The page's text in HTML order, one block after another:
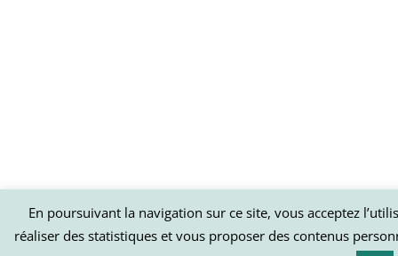
En poursuivant la navigation sur ce site, vous acceptez
réaliser des statistiques et vous proposer des contenus